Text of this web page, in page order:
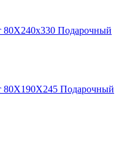
Подарочный
Подарочный